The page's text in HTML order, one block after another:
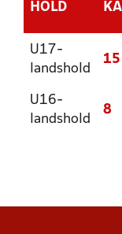
HOLD
U17-
landshold
15
U16-
landshold
8